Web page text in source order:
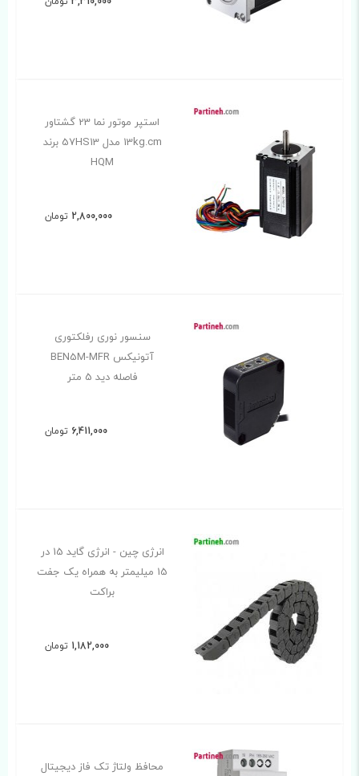
استپر موتور نما 23 گشتاور
13kg.cm مدل 57HS13 برند
HQM
2,800,000 تومان
سنسور نوری رفلکتوری
آتونیکس BEN5M-MFR
فاصله دید 5 متر
6,411,000 تومان
انرژی چین - انرژی گاید 15 در
15 میلیمتر به همراه یک جفت
براکت
1,182,000 تومان
محافظ ولتاژ تک فاز دیجیتال